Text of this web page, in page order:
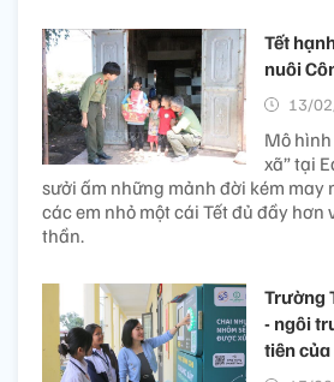
Tết
nuôi
13/
Mô hình
xã” tại
sưởi ấm những mảnh đời kém may
các em nhỏ một cái Tết đủ đầy hơn
thần.
Trường
- ngôi
tiên